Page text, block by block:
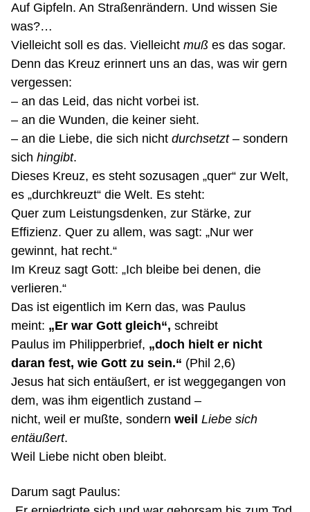
Auf Gipfeln. An Straßenrändern. Und wissen Sie
was?…
Vielleicht soll es das. Vielleicht muß es das sogar.
Denn das Kreuz erinnert uns an das, was wir gern
vergessen:
– an das Leid, das nicht vorbei ist.
– an die Wunden, die keiner sieht.
– an die Liebe, die sich nicht durchsetzt– sondern
sich hingibt.
Dieses Kreuz, es steht sozusagen „quer“ zur Welt,
es „durchkreuzt“ die Welt. Es steht:
Quer zum Leistungsdenken, zur Stärke, zur
Effizienz. Quer zu allem, was sagt: „Nur wer
gewinnt, hat recht.“
Im Kreuz sagt Gott: „Ich bleibe bei denen, die
verlieren.“
Das ist eigentlich im Kern das, was Paulus
meint: „Er war Gott gleich“, schreibt
Paulus im Philipperbrief, „doch hielt er nicht
daran fest, wie Gott zu sein.“ (Phil 2,6)
Jesus hat sich entäußert, er ist weggegangen von
dem, was ihm eigentlich zustand –
nicht, weil er mußte, sondern weil Liebe sich
entäußert.
Weil Liebe nicht oben bleibt.
Darum sagt Paulus: